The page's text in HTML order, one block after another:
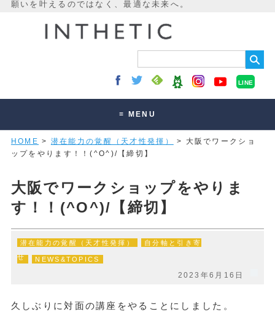
LINE
≡ MENU
未来最適化とは
お客様の声
読みもの
オンラインサロン
HOME > 潜在能力の覚醒（天才性発揮）
> 大阪でワークショ
ップをやります！！(^O^)/【締切】
大阪でワークショップをやりま
す！！(^O^)/【締切】
潜在能力の覚醒（天才性発揮） 自分軸と引き寄
せ NEWS&TOPICS
2023年6月16日
久しぶりに対面の講座をやることにしました。